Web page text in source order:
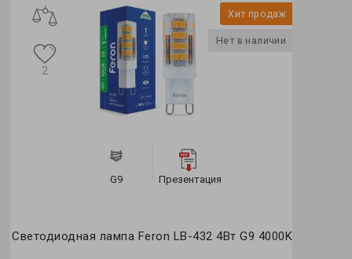
Хит продаж
Нет в наличии
G9 Презентация
Светодиодная лампа Feron LB-432 4Вт G9 4000K
2